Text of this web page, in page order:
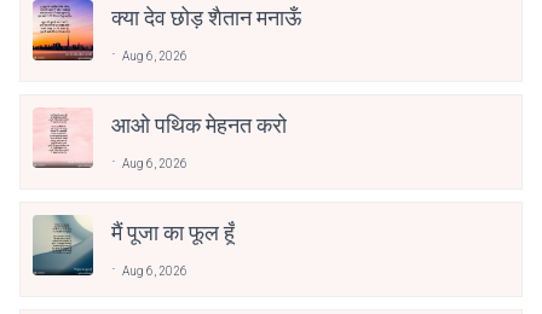
क्या देव छोड़ शैतान मनाऊँ
Aug 6, 2026
आओ पथिक मेहनत करो
Aug 6, 2026
मैं पूजा का फूल हूँ
Aug 6, 2026